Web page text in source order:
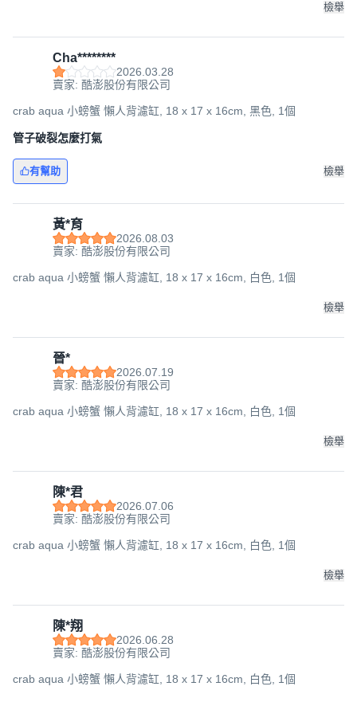
檢舉
Cha********
2026.03.28
賣家: 酷澎股份有限公司
crab aqua 小螃蟹 懶人背濾缸, 18 x 17 x 16cm, 黑色, 1個
管子破裂怎麼打氣
有幫助 檢舉
黃*育
2026.08.03
賣家: 酷澎股份有限公司
crab aqua 小螃蟹 懶人背濾缸, 18 x 17 x 16cm, 白色, 1個
檢舉
晉*
2026.07.19
賣家: 酷澎股份有限公司
crab aqua 小螃蟹 懶人背濾缸, 18 x 17 x 16cm, 白色, 1個
檢舉
陳*君
2026.07.06
賣家: 酷澎股份有限公司
crab aqua 小螃蟹 懶人背濾缸, 18 x 17 x 16cm, 白色, 1個
檢舉
陳*翔
2026.06.28
賣家: 酷澎股份有限公司
crab aqua 小螃蟹 懶人背濾缸, 18 x 17 x 16cm, 白色, 1個